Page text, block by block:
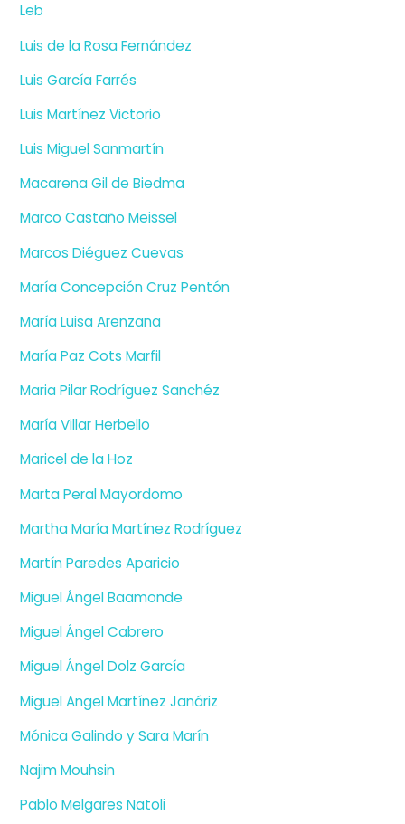
Leb
Luis de la Rosa Fernández
Luis García Farrés
Luis Martínez Victorio
Luis Miguel Sanmartín
Macarena Gil de Biedma
Marco Castaño Meissel
Marcos Diéguez Cuevas
María Concepción Cruz Pentón
María Luisa Arenzana
María Paz Cots Marfil
Maria Pilar Rodríguez Sanchéz
María Villar Herbello
Maricel de la Hoz
Marta Peral Mayordomo
Martha María Martínez Rodríguez
Martín Paredes Aparicio
Miguel Ángel Baamonde
Miguel Ángel Cabrero
Miguel Ángel Dolz García
Miguel Angel Martínez Janáriz
Mónica Galindo y Sara Marín
Najim Mouhsin
Pablo Melgares Natoli